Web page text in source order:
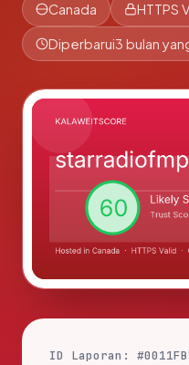
Canada HTTPS
Diperbarui3 bulan
ID Laporan: